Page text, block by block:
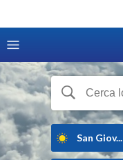
San Giov...